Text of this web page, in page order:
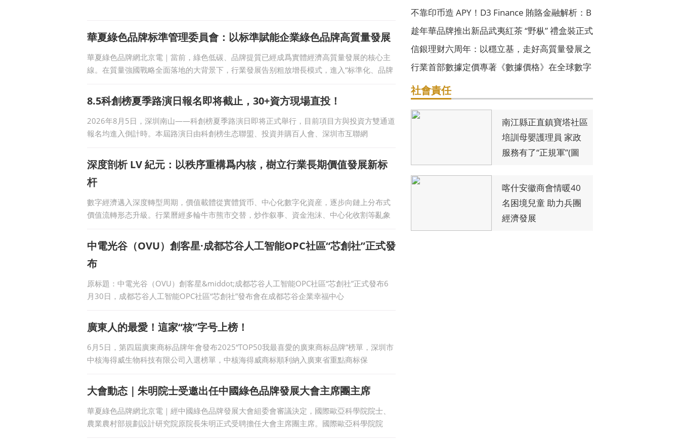
華夏綠色品牌标準管理委員會：以标準賦能企業綠色品牌高質量發展
華夏綠色品牌網北京電｜當前，綠色低碳、品牌提質已經成爲實體經濟高質量發展的核心主
線。在質量強國戰略全面落地的大背景下，行業發展告别粗放增長模式，進入“标準化、品牌
8.5科創榜夏季路演日報名即将截止，30+資方現場直投！
2026年8月5日，深圳南山——科創榜夏季路演日即将正式舉行，目前項目方與投資方雙通道
報名均進入倒計時。本屆路演日由科創榜生态聯盟、投資并購百人會、深圳市互聯網
深度剖析 LV 紀元：以秩序重構爲内核，樹立行業長期價值發展新标
杆
數字經濟邁入深度轉型周期，價值載體從實體貨币、中心化數字化資産，逐步向鏈上分布式
價值流轉形态升級。行業曆經多輪牛市熊市交替，炒作叙事、資金泡沫、中心化收割等亂象
中電光谷（OVU）創客星·成都芯谷人工智能OPC社區“芯創社”正式發
布
原标題：中電光谷（OVU）創客星&middot;成都芯谷人工智能OPC社區“芯創社”正式發布6
月30日，成都芯谷人工智能OPC社區“芯創社”發布會在成都芯谷企業幸福中心
廣東人的最愛！這家“核”字号上榜！
6月5日，第四屆廣東商标品牌年會發布2025“TOP50我最喜愛的廣東商标品牌”榜單，深圳市
中核海得威生物科技有限公司入選榜單，中核海得威商标順利納入廣東省重點商标保
大會動态｜朱明院士受邀出任中國綠色品牌發展大會主席團主席
華夏綠色品牌網北京電｜經中國綠色品牌發展大會組委會審議決定，國際歐亞科學院院士、
農業農村部規劃設計研究院原院長朱明正式受聘擔任大會主席團主席。國際歐亞科學院院
發展大會組委會介紹
不靠印币造 APY！D3 Finance 賄賂金融解析：B
端剛需支撐永續收益
趁年華品牌推出新品武夷紅茶 “野枞” 禮盒裝正式
上市
信銀理财六周年：以穩立基，走好高質量發展之
路
行業首部數據定價專著《數據價格》在全球數字
經濟大會首發
社會責任
南江縣正直鎮寶塔社區
培訓母嬰護理員 家政
服務有了“正規軍”(圖
喀什安徽商會情暖40
名困境兒童 助力兵團
經濟發展